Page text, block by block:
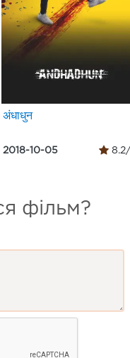
अंधाधुन
2018-10-05 8.2/
фільм?